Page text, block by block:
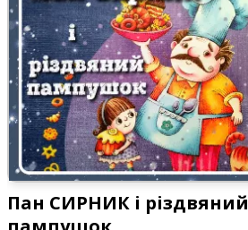
Пан СИРНИК і різдвяний